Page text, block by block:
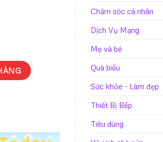
Chăm sóc cá nhân
Dịch Vụ Mạng
Mẹ và bé
Quà biếu
Sức khỏe - Làm đẹp
Thiết Bị Bếp
Tiêu dùng
số lượng